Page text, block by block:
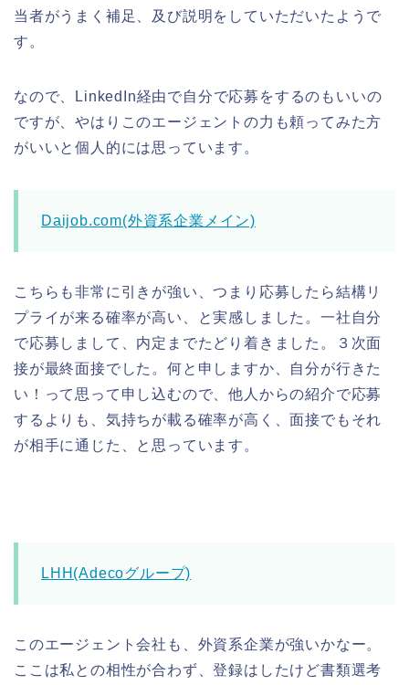
当者がうまく補足、及び説明をしていただいたようで
す。
なので、LinkedIn経由で自分で応募をするのもいいの
ですが、やはりこのエージェントの力も頼ってみた方
がいいと個人的には思っています。
Daijob.com(外資系企業メイン)
こちらも非常に引きが強い、つまり応募したら結構リ
プライが来る確率が高い、と実感しました。一社自分
で応募しまして、内定までたどり着きました。３次面
接が最終面接でした。何と申しますか、自分が行きた
い！って思って申し込むので、他人からの紹介で応募
するよりも、気持ちが載る確率が高く、面接でもそれ
が相手に通じた、と思っています。
LHH(Adecoグループ)
このエージェント会社も、外資系企業が強いかなー。
ここは私との相性が合わず、登録はしたけど書類選考